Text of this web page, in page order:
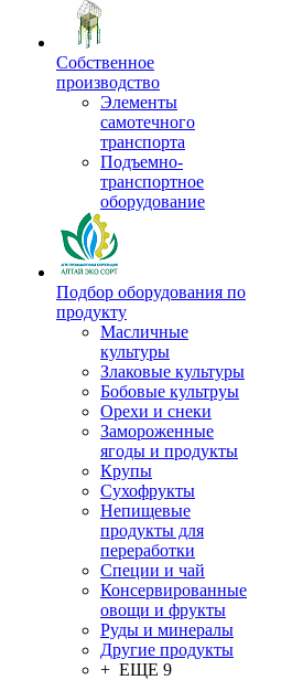
Собственное
производство
Элементы
самотечного
транспорта
Подъемно-
транспортное
оборудование
Подбор оборудования по
продукту
Масличные
культуры
Злаковые культуры
Бобовые культруы
Орехи и снеки
Замороженные
ягоды и продукты
Крупы
Сухофрукты
Непищевые
продукты для
переработки
Специи и чай
Консервированные
овощи и фрукты
Руды и минералы
Другие продукты
+ ЕЩЕ 9